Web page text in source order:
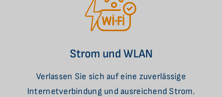
Strom und WLAN
Verlassen Sie sich auf eine zuverlässige
Internetverbindung und ausreichend Strom.